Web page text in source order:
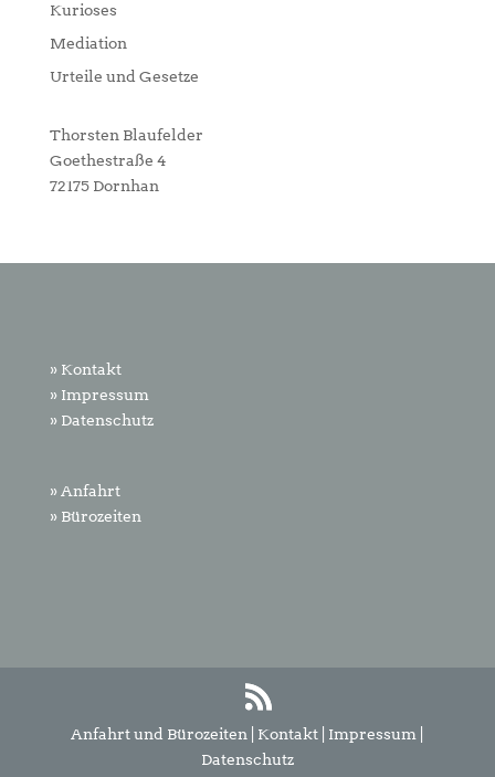
Kurioses
Mediation
Urteile und Gesetze
Thorsten Blaufelder
Goethestraße 4
72175 Dornhan
» Kontakt
» Impressum
» Datenschutz
» Anfahrt
» Bürozeiten
Anfahrt und Bürozeiten Kontakt Impressum
Datenschutz